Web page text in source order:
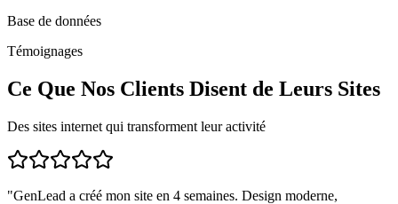
Base de données
Témoignages
Ce Que Nos Clients Disent de Leurs Sites
Des sites internet qui transforment leur activité
"GenLead a créé mon site en 4 semaines. Design moderne,